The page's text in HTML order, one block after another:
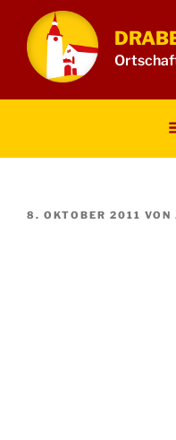
Inhalt
springen
VERÖFFENTLICHT
8. OKTOBER 2011 VON